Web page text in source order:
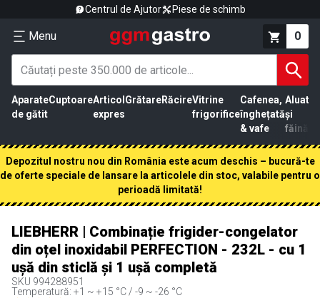
Centrul de Ajutor Piese de schimb
Menu 0
Aparate
de gătit
CuptoareArticol
expres
GrătareRăcireVitrine
frigorifice
Cafenea,
înghețată
& vafe
Aluat
și
făină
Depozitul nostru nou din România este acum deschis – bucură-te
de oferte speciale de lansare la articolele din stoc, valabile pentru o
perioadă limitată!
LIEBHERR | Combinație frigider-congelator
din oțel inoxidabil PERFECTION - 232L - cu 1
ușă din sticlă și 1 ușă completă
SKU 994288951
Temperatură: +1 ~ +15 °C / -9 ~ -26 °C